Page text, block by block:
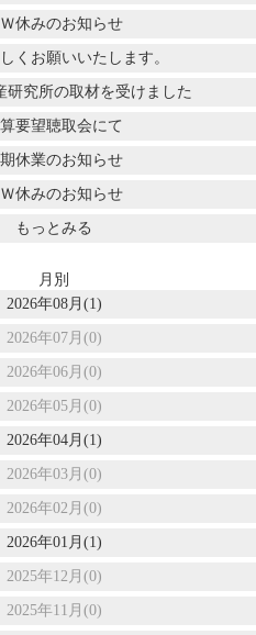
Ｗ休みのお知らせ
くお願いいたします。
研究所の取材を受けました
要望聴取会にて
休業のお知らせ
Ｗ休みのお知らせ
もっとみる
月別
2026年08月(1)
2026年07月(0)
2026年06月(0)
2026年05月(0)
2026年04月(1)
2026年03月(0)
2026年02月(0)
2026年01月(1)
2025年12月(0)
2025年11月(0)